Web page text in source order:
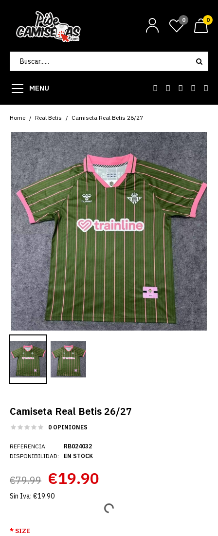
0 0
MENU
Home Real Betis Camiseta Real Betis 26/27
Camiseta Real Betis 26/27
0 OPINIONES
REFERENCIA:
DISPONIBILIDAD:
RB024032
EN STOCK
€79.99 €19.90
Sin Iva: €19.90
SIZE